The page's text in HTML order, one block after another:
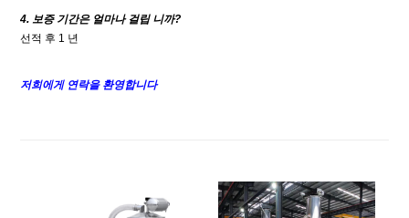
4. 보증 기간은 얼마나 걸립 니까?
선적 후 1 년
저희에게 연락을 환영합니다